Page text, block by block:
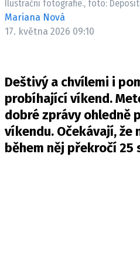
Ilustrační fotografie., foto:
Mariana Nová
17. května 2026 09:10
Deštivý a chvílemi i
probíhající víkend.
dobré zprávy ohledně
víkendu. Očekávají,
během něj překročí 25